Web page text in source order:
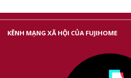
KÊNH MẠNG XÃ HỘI CỦA FUJIHOME